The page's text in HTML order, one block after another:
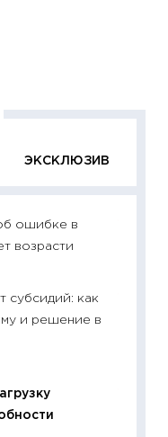
ЭКСКЛЮЗИВ
ошибке в
возрасти
субсидий: как
и решение в